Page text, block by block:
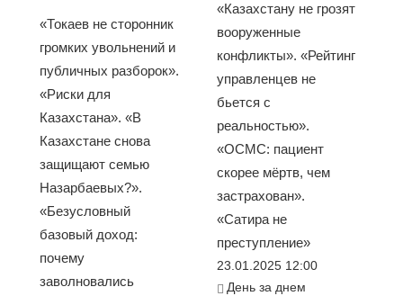
«Токаев не сторонник
громких увольнений и
публичных разборок».
«Риски для
Казахстана». «В
Казахстане снова
защищают семью
Назарбаевых?».
«Безусловный
базовый доход:
почему
заволновались
«Казахстану не грозят
вооруженные
конфликты». «Рейтинг
управленцев не
бьется с
реальностью».
«ОСМС: пациент
скорее мёртв, чем
застрахован».
«Сатира не
преступление»
23.01.2025 12:00
День за днем